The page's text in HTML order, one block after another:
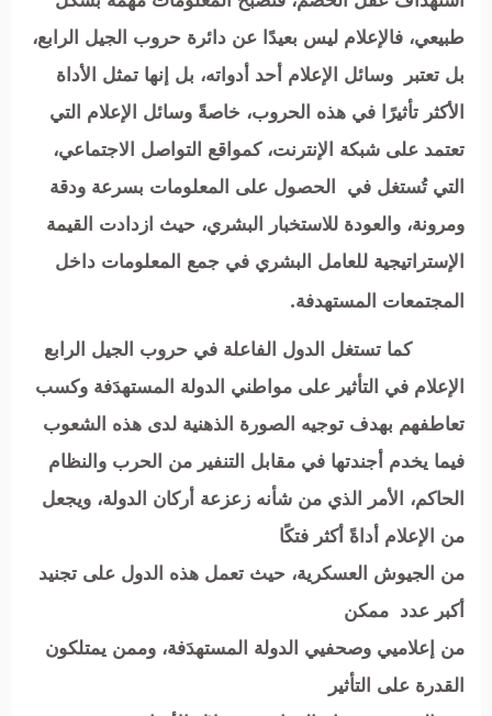
طبيعي، فالإعلام ليس بعيدًا عن دائرة حروب الجيل الرابع،
بل تعتبر وسائل الإعلام أحد أدواته، بل إنها تمثل الأداة
الأكثر تأثيرًا في هذه الحروب، خاصةً وسائل الإعلام التي
تعتمد على شبكة الإنترنت، كمواقع التواصل الاجتماعي،
التي تُستغل في الحصول على المعلومات بسرعة ودقة
ومرونة، والعودة للاستخبار البشري، حيث ازدادت القيمة
الإستراتيجية للعامل البشري في جمع المعلومات داخل
المجتمعات المستهدفة.
كما تستغل الدول الفاعلة في حروب الجيل الرابع
الإعلام في التأثير على مواطني الدولة المستهدَفة وكسب
تعاطفهم بهدف توجيه الصورة الذهنية لدى هذه الشعوب
فيما يخدم أجندتها في مقابل التنفير من الحرب والنظام
الحاكم، الأمر الذي من شأنه زعزعة أركان الدولة، ويجعل
من الإعلام أداةً أكثر فتكًا
من الجيوش العسكرية، حيث تعمل هذه الدول على تجنيد
أكبر عدد ممكن
من إعلاميي وصحفيي الدولة المستهدَفة، وممن يمتلكون
القدرة على التأثير